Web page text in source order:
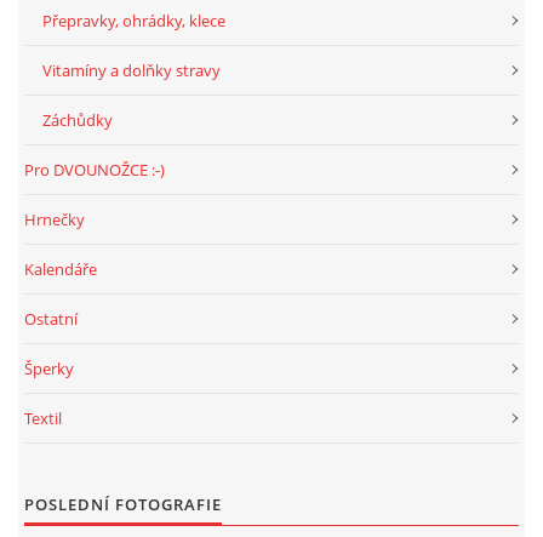
Přepravky, ohrádky, klece
Vitamíny a dolňky stravy
Záchůdky
Pro DVOUNOŽCE :-)
Hrnečky
Kalendáře
Ostatní
Šperky
Textil
POSLEDNÍ FOTOGRAFIE